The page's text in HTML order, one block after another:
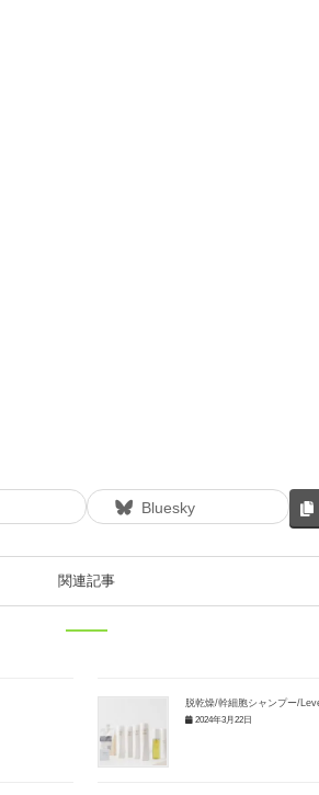
Bluesky
関連記事
脱乾燥/幹細胞シャンプー/
2024年3月22日